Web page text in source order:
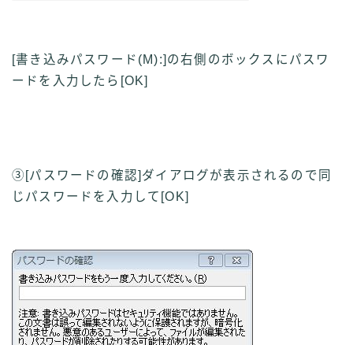
[書き込みパスワード(M):]の右側のボックスにパスワ
ードを入力したら[OK]
③[パスワードの確認]ダイアログが表示されるので同
じパスワードを入力して[OK]